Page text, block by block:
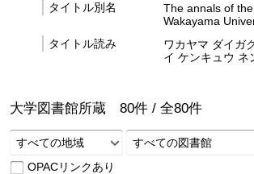
タイトル別名
The annals of
Wakayama
タイトル読み
ワカヤマ ダイガ
イ ケンキュウ ネ
大学図書館所蔵 80件 / 全80件
すべての地域
すべての図書館
OPACリンクあり